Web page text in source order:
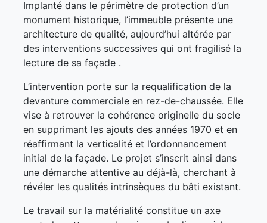
Implanté dans le périmètre de protection d’un
monument historique, l’immeuble présente une
architecture de qualité, aujourd’hui altérée par
des interventions successives qui ont fragilisé la
lecture de sa façade .
L’intervention porte sur la requalification de la
devanture commerciale en rez-de-chaussée. Elle
vise à retrouver la cohérence originelle du socle
en supprimant les ajouts des années 1970 et en
réaffirmant la verticalité et l’ordonnancement
initial de la façade. Le projet s’inscrit ainsi dans
une démarche attentive au déjà-là, cherchant à
révéler les qualités intrinsèques du bâti existant.
Le travail sur la matérialité constitue un axe